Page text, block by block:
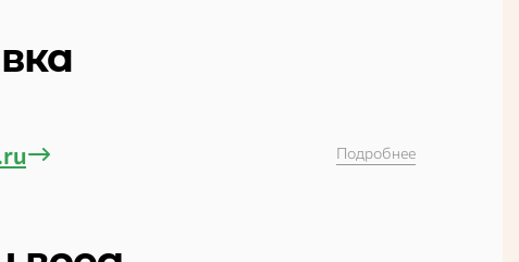
Подробнее